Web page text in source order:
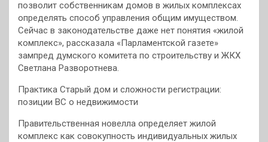
позволит собственникам домов в жилых комплексах
определять способ управления общим имуществом.
Сейчас в законодательстве даже нет понятия «жилой
комплекс», рассказала «Парламентской газете»
зампред думского комитета по строительству и ЖКХ
Светлана Разворотнева.
Практика Старый дом и сложности регистрации:
позиции ВС о недвижимости
Правительственная новелла определяет жилой
комплекс как совокупность индивидуальных жилых